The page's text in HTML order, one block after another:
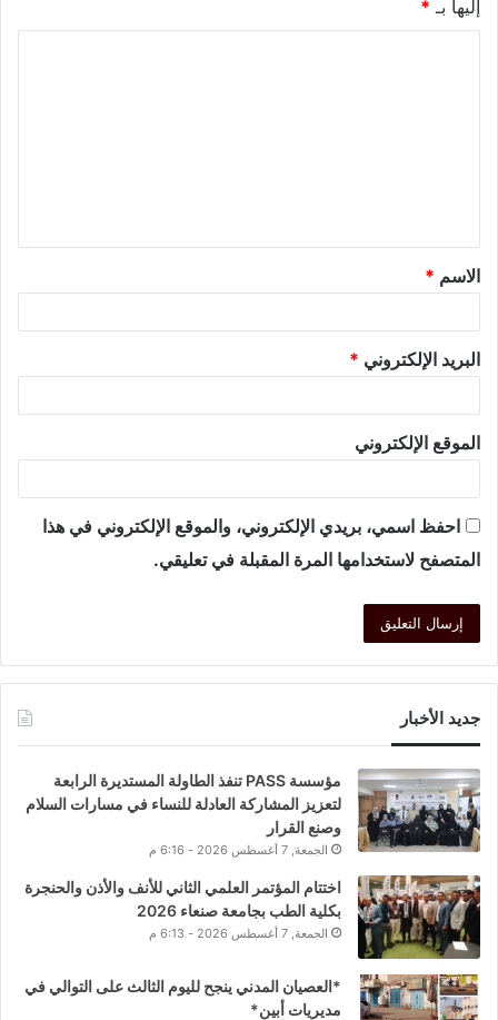
إليها بـ *
الاسم *
البريد الإلكتروني *
الموقع الإلكتروني
احفظ اسمي، بريدي الإلكتروني، والموقع الإلكتروني في هذا
المتصفح لاستخدامها المرة المقبلة في تعليقي.
جديد الأخبار
مؤسسة PASS تنفذ الطاولة المستديرة الرابعة
لتعزيز المشاركة العادلة للنساء في مسارات السلام
وصنع القرار
الجمعة, 7 أغسطس 2026 - 6:16 م
اختتام المؤتمر العلمي الثاني للأنف والأذن والحنجرة
بكلية الطب بجامعة صنعاء 2026
الجمعة, 7 أغسطس 2026 - 6:13 م
*العصيان المدني ينجح لليوم الثالث على التوالي في
مديريات أبين*